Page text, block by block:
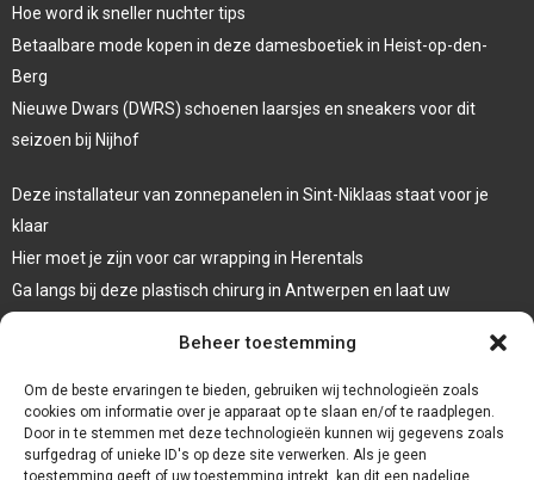
Beheer toestemming
Om de beste ervaringen te bieden, gebruiken wij technologieën zoals
cookies om informatie over je apparaat op te slaan en/of te raadplegen.
Door in te stemmen met deze technologieën kunnen wij gegevens zoals
surfgedrag of unieke ID's op deze site verwerken. Als je geen
toestemming geeft of uw toestemming intrekt, kan dit een nadelige
Hoe word ik sneller nuchter tips
Betaalbare mode kopen in deze damesboetiek in Heist-op-den-
Berg
Nieuwe Dwars (DWRS) schoenen laarsjes en sneakers voor dit
seizoen bij Nijhof
Deze installateur van zonnepanelen in Sint-Niklaas staat voor je
klaar
Hier moet je zijn voor car wrapping in Herentals
Ga langs bij deze plastisch chirurg in Antwerpen en laat uw
Laat een systeemdiagnose uitvoeren bij deze garage in Dessel